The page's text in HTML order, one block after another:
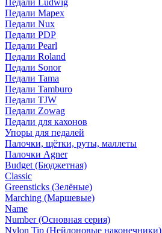
Педали Ludwig
Педали Mapex
Педали Nux
Педали PDP
Педали Pearl
Педали Roland
Педали Sonor
Педали Tama
Педали Tamburo
Педали TJW
Педали Zowag
Педали для кахонов
Упоры для педалей
Палочки, щётки, руты, маллеты
Палочки Agner
Budget (Бюджетная)
Classic
Greensticks (Зелёные)
Marching (Маршевые)
Name
Number (Основная серия)
Nylon Tip (Нейлоновые наконечники)